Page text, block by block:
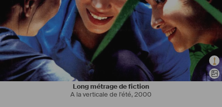
Long métrage de fiction
A la verticale de l'été,2000
Voici des liens pour découvrir mon travail ainsi que mes
coordonnées :
www.pbmprod.com
www.insgtagram.com/camil.kanouni
https://www.thesoulkillers.com/bio-ck
Mail :
cksmusicprod@gmail.com
Tel : +33615 39 19 53